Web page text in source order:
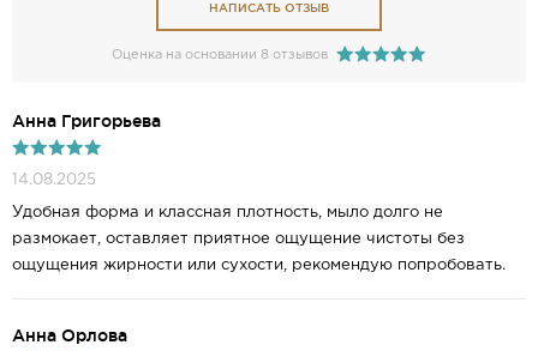
НАПИСАТЬ ОТЗЫВ
Оценка на основании 8 отзывов
Анна Григорьева
14.08.2025
Удобная форма и классная плотность, мыло долго не
размокает, оставляет приятное ощущение чистоты без
ощущения жирности или сухости, рекомендую попробовать.
Анна Орлова